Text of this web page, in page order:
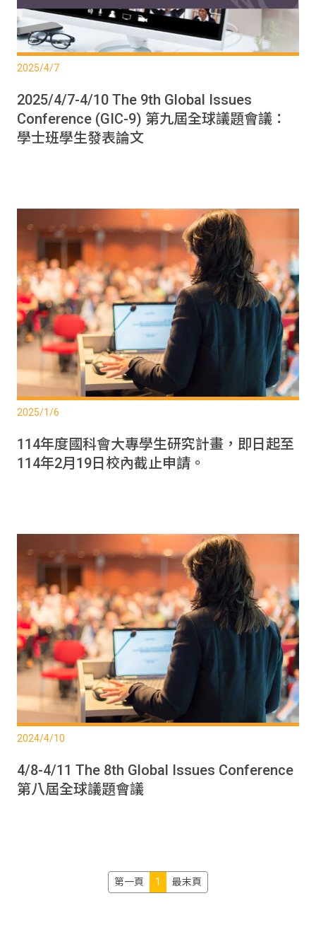
2025/4/7
2025/4/7-4/10 The 9th Global Issues
Conference (GIC-9) 第九屆全球議題會議：
學士班學生發表論文
2025/1/6
114年度國科會大專學生研究計畫，即日起至
114年2月19日校內截止申請。
2024/4/10
4/8-4/11 The 8th Global Issues Conference
第八屆全球議題會議
第一頁 1 最末頁